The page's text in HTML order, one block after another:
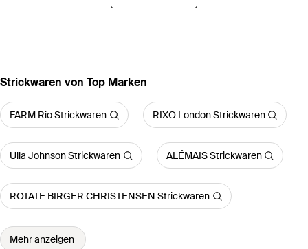
Strickwaren von Top Marken
FARM Rio Strickwaren RIXO London Strickwaren
Ulla Johnson Strickwaren ALÉMAIS Strickwaren
ROTATE BIRGER CHRISTENSEN Strickwaren
Mehr anzeigen